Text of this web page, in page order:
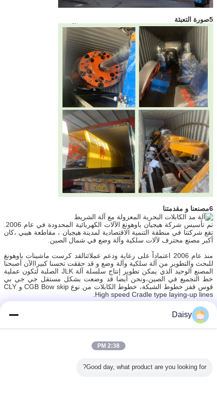
5صورة التعبئة
6مصنعنا و مقدمتنا
تقع شركتنا في منطقة التنمية الاقتصادية لمدينة هيجيان ، مقاطعة هيبي ،كان
أكبر مصنع محترف لآلات سلكية وآلة وضع في شمال الصين.
منذ عام 2006 اعتماداً على رعاية ودعم عملائنالقد كرست ماشينات باوهونغ
للبحث والتطوير من آلة سلكية وآلة وضع و قد حققت تحسنا كبيراالآن أصبحنا
المصنع الوحيد الذي يمكن تطوير إنتاج سلسلة آلة JLK الصلبة لتكون عملية
خط التجميع في الصين،ونحن أيضا قد وضعت بشكل مستقل جي جي بي
قوس قفز خطوط الشبكة، خطوط الكابلات من نوع CGB Bow skip و CLY
High speed Cradle type laying-up lines.
الآن ، تشمل شركة هيجيان باوهونغ الآلات الكهربائية المحدودة ، مساحة
10000 متر مربع ، ورشة عمل إنتاج 8000 متر مربع. لدى شركتنا 60 موظفًا
آلة زرع الكابلات تحت الأرض
Daisy
2:38 PM
Good day, what product are you looking for?